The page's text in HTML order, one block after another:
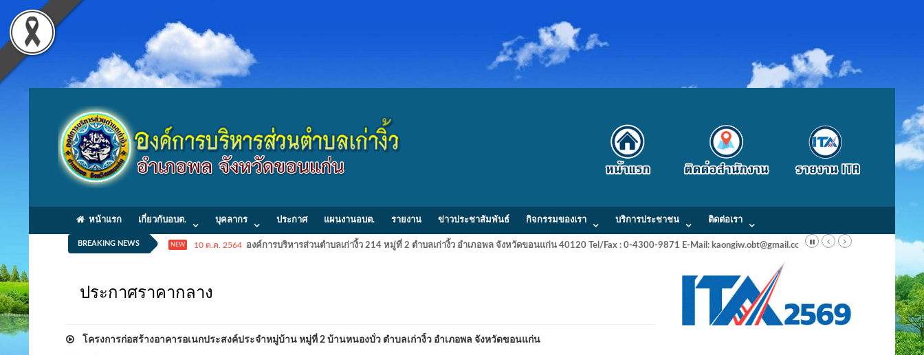
หน้าแรก เกี่ยวกับอบต. บุคลากร ประกาศ แผนงานอบต. รายงาน ข่าวประชาสัมพันธ์ กิจกรรมของเรา บริการประชาชน ติดต่อเรา
BREAKING NEWS NEW 10 ต.ค. 2564 องค์การบริหารส่วนตำบลเก่างิ้ว 214 หมู่ที่ 2 ตำบลเก่างิ้ว อำเภอพล จังหวัดขอนแก่น 40120 Tel/Fax : 0-4300-9871 E-Mail: kaongiw.obt@gmail.com
ประกาศราคากลาง
โครงการก่อสร้างอาคารอเนกประสงค์ประจำหมู่บ้าน หมู่ที่ 2 บ้านหนองบั่ว ตำบลเก่างิ้ว อำเภอพล จังหวัดขอนแก่น